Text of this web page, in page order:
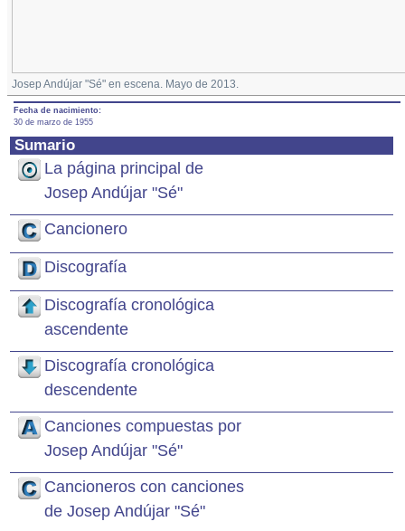
Josep Andújar "Sé" en escena. Mayo de 2013.
Fecha de nacimiento:
30 de marzo de 1955
Sumario
La página principal de
Josep Andújar "Sé"
Cancionero
Discografía
Discografía cronológica
ascendente
Discografía cronológica
descendente
Canciones compuestas por
Josep Andújar "Sé"
Cancioneros con canciones
de Josep Andújar "Sé"